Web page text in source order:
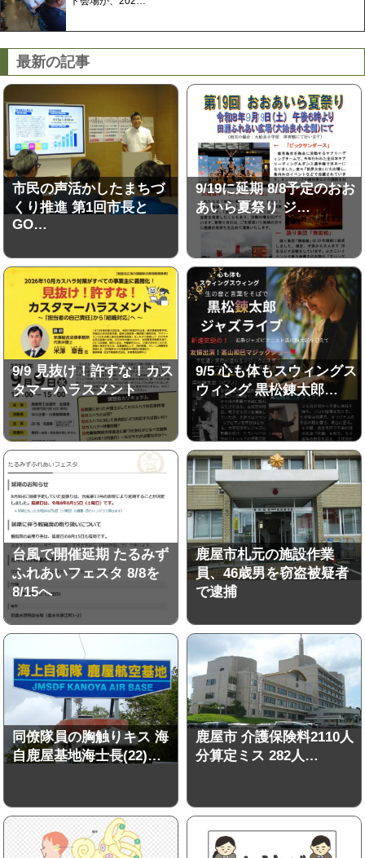
最新の記事
市民の声活かしたまちづ
くり推進 第1回市長と
GO…
9/19に延期 8/8予定のおお
あいら夏祭り ジ…
9/9 見抜け！許すな！カス
タマーハラスメント
9/5 心も体もスウィングス
ウィング 黒松錬太郎…
台風で開催延期 たるみず
ふれあいフェスタ 8/8を
8/15へ
鹿屋市札元の施設作業
員、46歳男を窃盗被疑者
で逮捕
同僚隊員の胸触りキス 海
自鹿屋基地海士長(22)…
鹿屋市 介護保険料2110人
分算定ミス 282人…